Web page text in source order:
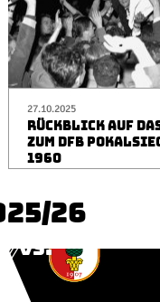
27.10.2025
RÜCKBLICK AUF
ZUM DFB
1960
26